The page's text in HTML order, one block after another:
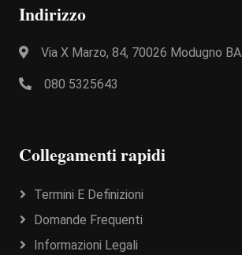
Indirizzo
Via X Marzo, 84, 70026 Modugno BA
080 5325643
Collegamenti rapidi
Termini E Definizioni
Domande Frequenti
Informazioni Legali